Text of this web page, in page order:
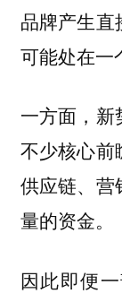
品牌产生直
可能处在一
一方面，新
不少核心前
供应链、营
量的资金。
因此即便